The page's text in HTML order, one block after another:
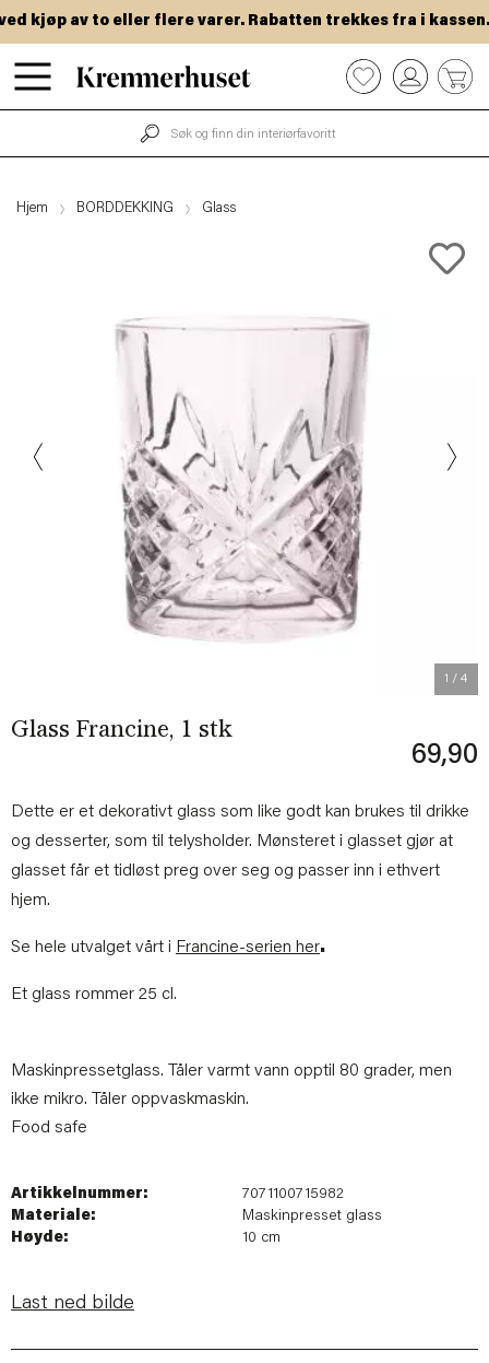
Hopp
til
kjøp av to eller flere varer. Rabatten trekkes fra i kassen.
0
Hjem BORDDEKKING Glass
1 / 4
Glass Francine, 1 stk
69,90
Dette er et dekorativt glass som like godt kan brukes til drikke
og desserter, som til telysholder. Mønsteret i glasset gjør at
glasset får et tidløst preg over seg og passer inn i ethvert
hjem.
Se hele utvalget vårt i Francine-serien her.
Et glass rommer 25 cl.
Maskinpressetglass. Tåler varmt vann opptil 80 grader, men
ikke mikro. Tåler oppvaskmaskin.
Food safe
Artikkelnummer:
7071100715982
Materiale:
Maskinpresset glass
Høyde:
10 cm
Last ned bilde